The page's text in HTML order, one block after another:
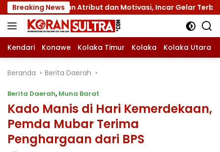
Langsung
ke
konten
Breaking News
Atribut dan Motivasi, Incar Gelar Terbaik di Sultra
Kendari Konawe Kolaka Timur Kolaka Kolaka Utara
Beranda Berita Daerah
Berita Daerah, Muna Barat
Kado Manis di Hari Kemerdekaan,
Pemda Mubar Terima
Penghargaan dari BPS